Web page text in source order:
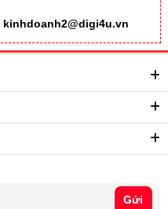
kinhdoanh2@digi4u.vn
Gửi